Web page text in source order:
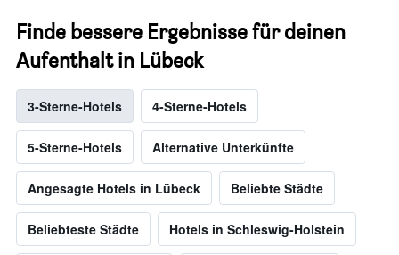
Finde bessere Ergebnisse für deinen
Aufenthalt in Lübeck
3-Sterne-Hotels 4-Sterne-Hotels
5-Sterne-Hotels Alternative Unterkünfte
Angesagte Hotels in Lübeck Beliebte Städte
Beliebteste Städte Hotels in Schleswig-Holstein